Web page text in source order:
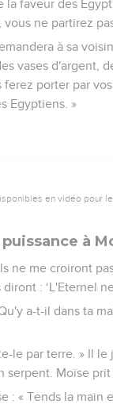
la faveur des
ne partirez
à sa
vases d'argent,
porter par
Egyptiens. »
en vidéo pour le
à
ne me croiront
: ‘L'Eternel
a-t-il dans ta
le par terre. » Il
serpent. Moïse
: « Tends la main